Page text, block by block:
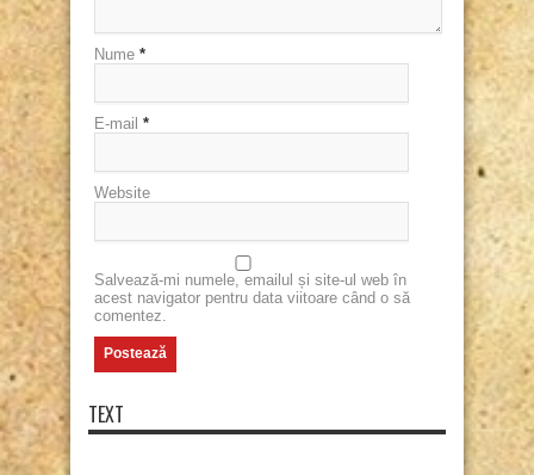
Nume *
E-mail *
Website
Salvează-mi numele, emailul și site-ul web în
acest navigator pentru data viitoare când o să
comentez.
TEXT